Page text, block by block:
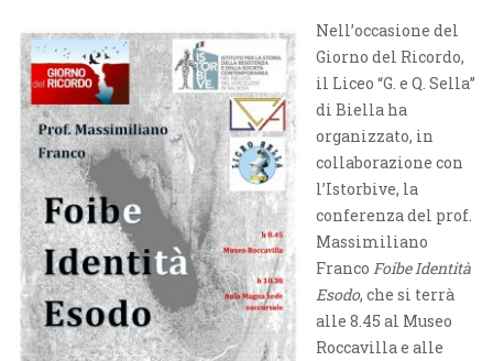
Nell’occasione del
Giorno del Ricordo,
il Liceo “G. e Q. Sella”
di Biella ha
organizzato, in
collaborazione con
l’Istorbive, la
conferenza del prof.
Massimiliano
Franco Foibe Identità
Esodo, che si terrà
alle 8.45 al Museo
Roccavilla e alle